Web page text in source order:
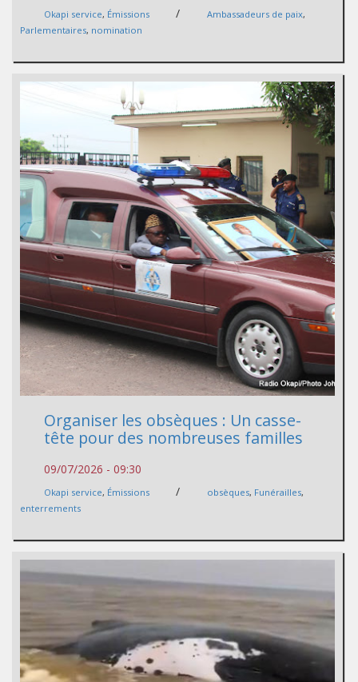
Okapi service, Émissions / Ambassadeurs de paix,
Parlementaires, nomination
Organiser les obsèques : Un casse-
tête pour des nombreuses familles
09/07/2026 - 09:30
Okapi service, Émissions / obsèques, Funérailles,
enterrements